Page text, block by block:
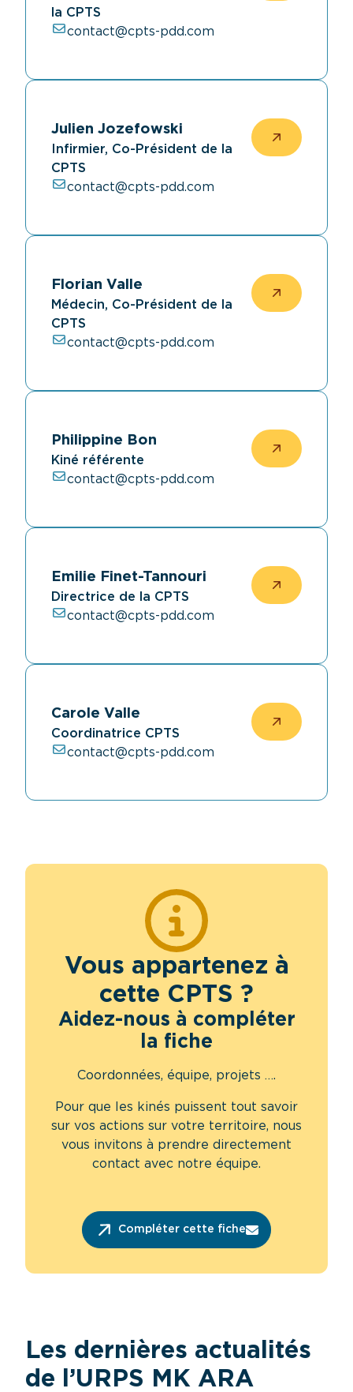
la CPTS
contact@cpts-pdd.com
Julien Jozefowski
Infirmier, Co-Président de la
CPTS
contact@cpts-pdd.com
Florian Valle
Médecin, Co-Président de la
CPTS
contact@cpts-pdd.com
Philippine Bon
Kiné référente
contact@cpts-pdd.com
Emilie Finet-Tannouri
Directrice de la CPTS
contact@cpts-pdd.com
Carole Valle
Coordinatrice CPTS
contact@cpts-pdd.com
Vous appartenez à
cette CPTS ?
Aidez-nous à compléter
la fiche
Coordonnées, équipe, projets ….
Pour que les kinés puissent tout savoir
sur vos actions sur votre territoire, nous
vous invitons à prendre directement
contact avec notre équipe.
Compléter cette fiche
Les dernières actualités
de l’URPS MK ARA